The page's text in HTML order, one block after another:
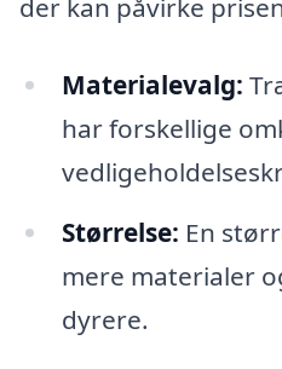
der kan påvirke
Materialevalg:
har forskellige
Størrelse: En
mere materialer
dyrere.